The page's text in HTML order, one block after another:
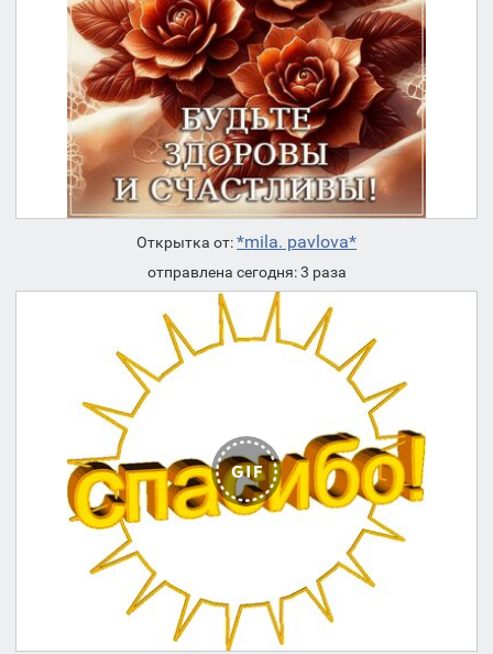
Открытка от:*mila. pavlova*
отправлена сегодня: 3 раза